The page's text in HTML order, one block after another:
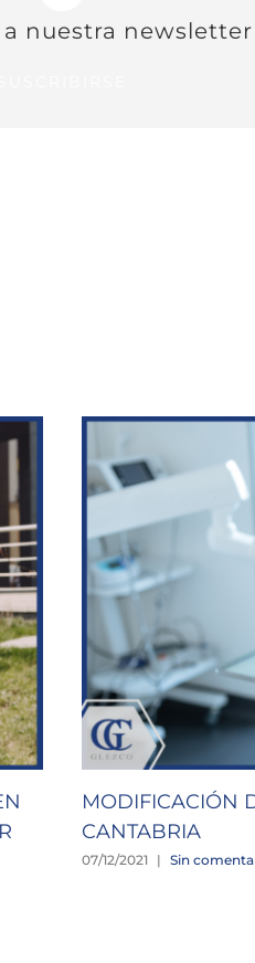
nuestra newsletter
MODIFICACIÓN
CANTABRIA
07/12/2021 | Sin